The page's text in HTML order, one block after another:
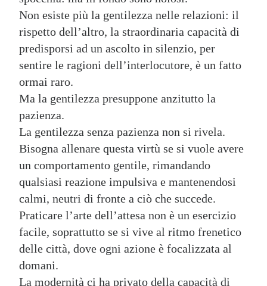
Non esiste più la gentilezza nelle relazioni: il
rispetto dell’altro, la straordinaria capacità di
predisporsi ad un ascolto in silenzio, per
sentire le ragioni dell’interlocutore, è un fatto
ormai raro.
Ma la gentilezza presuppone anzitutto la
pazienza.
La gentilezza senza pazienza non si rivela.
Bisogna allenare questa virtù se si vuole avere
un comportamento gentile, rimandando
qualsiasi reazione impulsiva e mantenendosi
calmi, neutri di fronte a ciò che succede.
Praticare l’arte dell’attesa non è un esercizio
facile, soprattutto se si vive al ritmo frenetico
delle città, dove ogni azione è focalizzata al
domani.
La modernità ci ha privato della capacità di